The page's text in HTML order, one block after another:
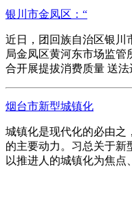
银川市金凤区：“
近日，团回族自治区银川
局金凤区黄河东市场监管
合开展提拔消费质量 送法
烟台市新型城镇化
城镇化是现代化的必由之
的主要动力。习总关于新
以推进人的城镇化为焦点